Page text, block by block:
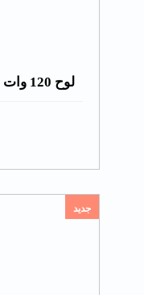
لوح 120 وات من شركة wagan الامريكية
جديد